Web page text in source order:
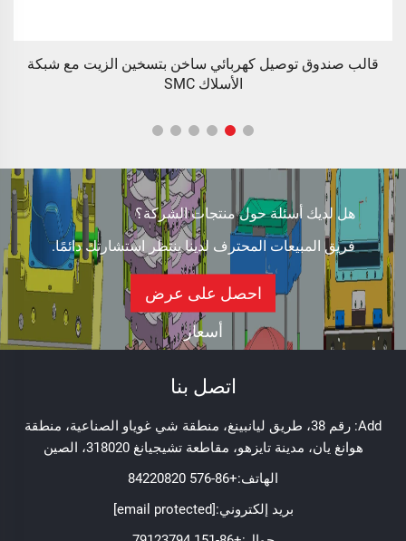
قالب صندوق توصيل كهربائي ساخن بتسخين الزيت مع شبكة
الأسلاك SMC
هل لديك أسئلة حول منتجات الشركة؟
فريق المبيعات المحترف لدينا ينتظر استشارتك دائمًا.
احصل على عرض
أسعار
اتصل بنا
Add: رقم 38، طريق ليانبينغ، منطقة شي غوياو الصناعية، منطقة
هوانغ يان، مدينة تايزهو، مقاطعة تشيجيانغ 318020، الصين
الهاتف:+86-576 84220820
بريد إلكتروني:[email protected]